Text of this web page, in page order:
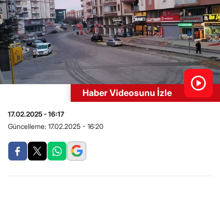
Haber Videosunu İzle
17.02.2025 - 16:17
Güncelleme: 17.02.2025 - 16:20